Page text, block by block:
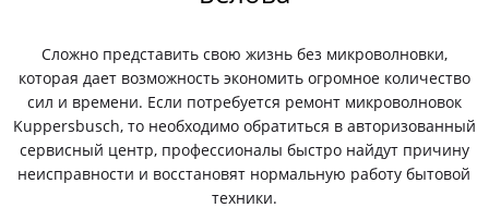
Сложно представить свою жизнь без микроволновки,
которая дает возможность экономить огромное количество
сил и времени. Если потребуется ремонт микроволновок
Kuppersbusch, то необходимо обратиться в авторизованный
сервисный центр, профессионалы быстро найдут причину
неисправности и восстановят нормальную работу бытовой
техники.